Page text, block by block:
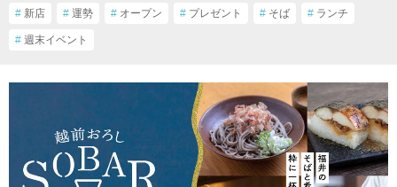
# 新店 # 運勢 # オープン # プレゼント # そば # ランチ
# 週末イベント